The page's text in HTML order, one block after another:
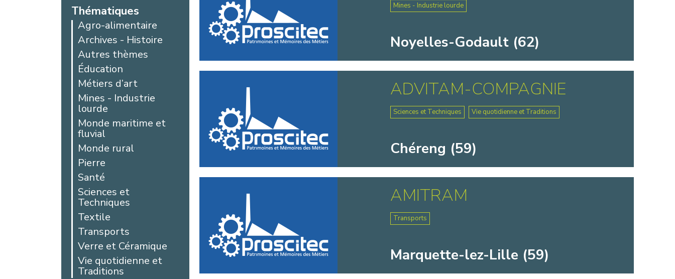
Thématiques
Agro-alimentaire
Archives - Histoire
Autres thèmes
Éducation
Métiers d’art
Mines - Industrie
lourde
Monde maritime et
fluvial
Monde rural
Pierre
Santé
Sciences et
Techniques
Textile
Transports
Verre et Céramique
Vie quotidienne et
Traditions
Mines - Industrie lourde
Noyelles-Godault (62)
ADVITAM-COMPAGNIE
Sciences et Techniques Vie quotidienne et Traditions
Chéreng (59)
AMITRAM
Transports
Marquette-lez-Lille (59)